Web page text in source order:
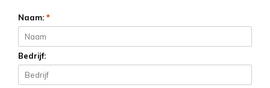
Naam: *
Bedrijf: